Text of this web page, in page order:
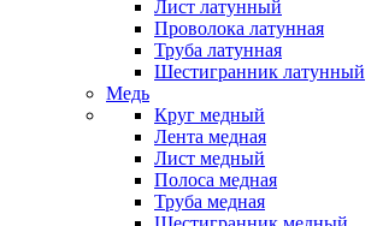
Лист латунный
Проволока латунная
Труба латунная
Шестигранник латунный
Медь
Круг медный
Лента медная
Лист медный
Полоса медная
Труба медная